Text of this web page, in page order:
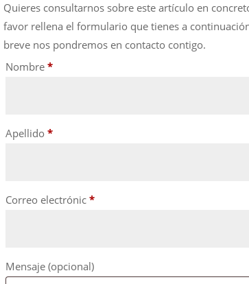
Quieres consultarnos sobre este artículo en
favor rellena el formulario que tienes a
breve nos pondremos en contacto contigo.
Nombre*
Apellido*
Correo electrónic*
Mensaje(opcional)